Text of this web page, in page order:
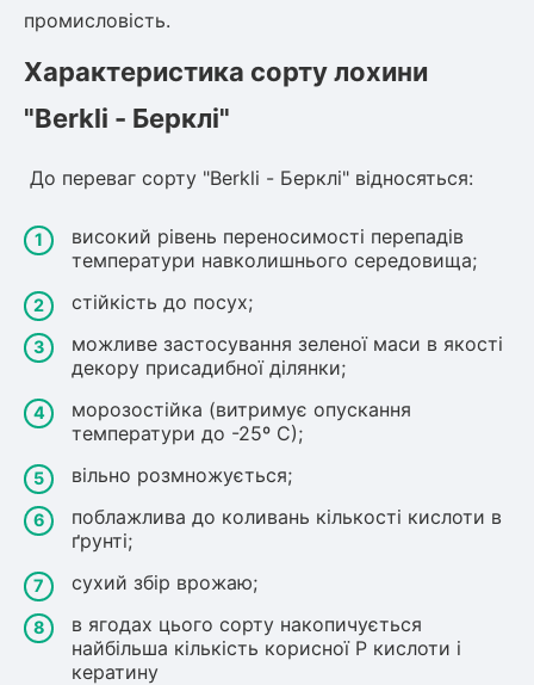
троянди)
промисловість.
Характеристика сорту лохини
"Berkli - Берклі"
До переваг сорту "Berkli - Берклі" відносяться:
високий рівень переносимості перепадів
температури навколишнього середовища;
стійкість до посух;
можливе застосування зеленої маси в якості
декору присадибної ділянки;
морозостійка (витримує опускання
температури до -25º С);
вільно розмножується;
поблажлива до коливань кількості кислоти в
ґрунті;
сухий збір врожаю;
в ягодах цього сорту накопичується
найбільша кількість корисної Р кислоти і
кератину